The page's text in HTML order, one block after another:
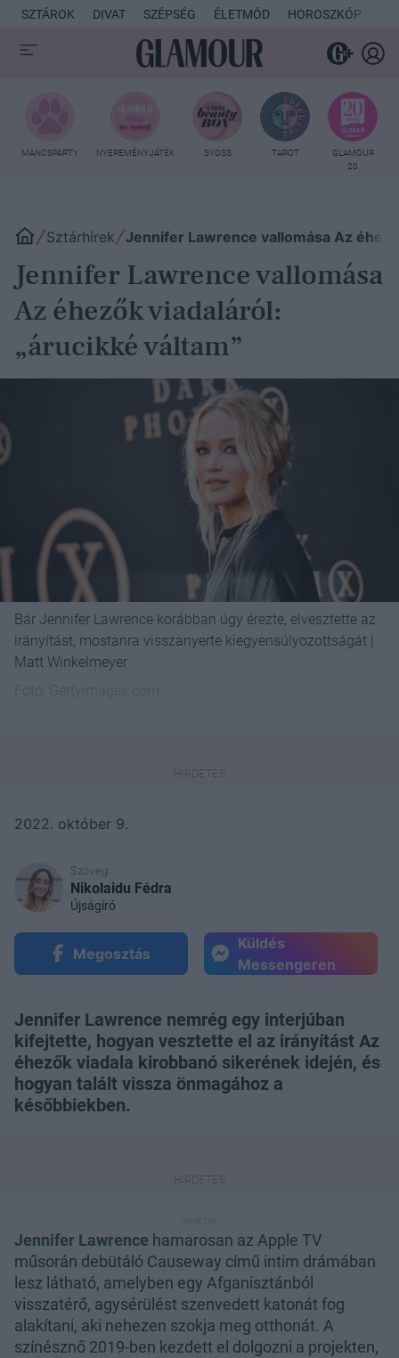
SZTÁROK DIVAT SZÉPSÉG ÉLETMÓD HOROSZKÓP
MANCSPARTY NYEREMÉNYJÁTÉK SYOSS TAROT
GLAMOUR
20
Sztárhírek Jennifer Lawrence vallomása Az
Jennifer Lawrence vallomása
Az éhezők viadaláról:
„árucikké váltam”
Bár Jennifer Lawrence korábban úgy érezte, elvesztette az
irányítást, mostanra visszanyerte kiegyensúlyozottságát |
Matt Winkelmeyer
2022. október 9.
Szöveg:
Nikolaidu Fédra
Újságíró
Megosztás
Küldés
Messengeren
Jennifer Lawrence nemrég egy interjúban
kifejtette, hogyan vesztette el az irányítást Az
éhezők viadala kirobbanó sikerének idején, és
hogyan talált vissza önmagához a
későbbiekben.
Jennifer Lawrence hamarosan az Apple TV
műsorán debütáló Causeway című intim drámában
lesz látható, amelyben egy Afganisztánból
visszatérő, agysérülést szenvedett katonát fog
alakítani, aki nehezen szokja meg otthonát. A
színésznő 2019-ben kezdett el dolgozni a projekten,